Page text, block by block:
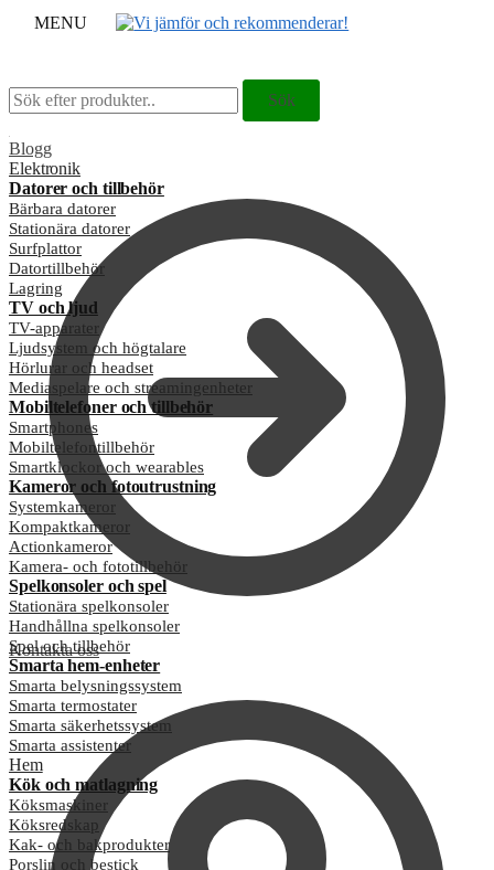
MENU
Sök
efter:
Sök
Blogg
Kontakta oss
Sök
efter:
Sök
Elektronik
Datorer och tillbehör
Bärbara datorer
Stationära datorer
Surfplattor
Datortillbehör
Lagring
TV och ljud
TV-apparater
Ljudsystem och högtalare
Hörlurar och headset
Mediaspelare och streamingenheter
Mobiltelefoner och tillbehör
Smartphones
Mobiltelefontillbehör
Smartklockor och wearables
Kameror och fotoutrustning
Systemkameror
Kompaktkameror
Actionkameror
Kamera- och fototillbehör
Spelkonsoler och spel
Stationära spelkonsoler
Handhållna spelkonsoler
Spel och tillbehör
Smarta hem-enheter
Smarta belysningssystem
Smarta termostater
Smarta säkerhetssystem
Smarta assistenter
Hem
Kök och matlagning
Köksmaskiner
Köksredskap
Kak- och bakprodukter
Porslin och bestick